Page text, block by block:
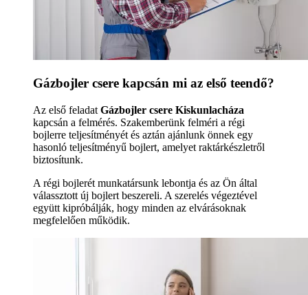
Gázbojler csere kapcsán mi az első teendő?
Az első feladat Gázbojler csere Kiskunlacháza
kapcsán a felmérés. Szakemberünk felméri a régi
bojlerre teljesítményét és aztán ajánlunk önnek egy
hasonló teljesítményű bojlert, amelyet raktárkészletről
biztosítunk.
A régi bojlerét munkatársunk lebontja és az Ön által
válassztott új bojlert beszereli. A szerelés végeztével
együtt kipróbálják, hogy minden az elvárásoknak
megfelelően működik.